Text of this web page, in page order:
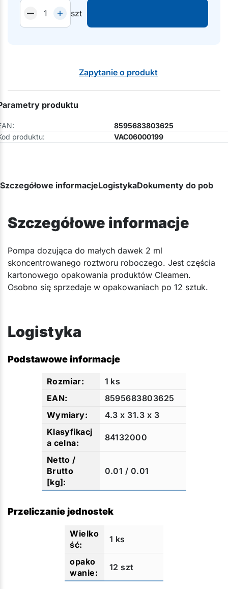
szt
Zapytanie o produkt
produktu
8595683803625
produktu:
VAC06000199
Szczegółowe informacjeLogistykaDokumenty do
Szczegółowe informacje
Pompa dozująca do małych dawek 2 ml
skoncentrowanego roztworu roboczego. Jest częścia
kartonowego opakowania produktów Cleamen.
Osobno się sprzedaje w opakowaniach po 12 sztuk.
Logistyka
Podstawowe informacje
1 ks
8595683803625
4.3 x 31.3 x 3
84132000
0.01 / 0.01
Przeliczanie jednostek
1 ks
12 szt